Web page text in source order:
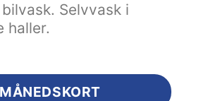
Selvvask i
haller.
MÅNEDSKORT